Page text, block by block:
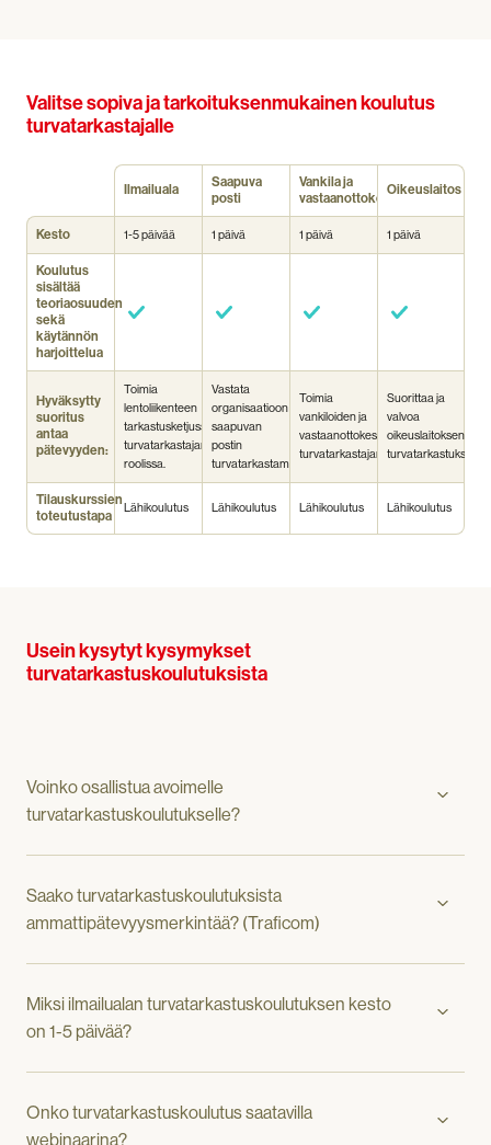
Valitse sopiva ja tarkoituksenmukainen koulutus
turvatarkastajalle
Ilmailuala
Saapuva
posti
Vankila ja
vastaanottokeskus
Oikeuslaitos
Kesto 1-5 päivää 1 päivä 1 päivä 1 päivä
Koulutus
sisältää
teoriaosuuden
sekä
käytännön
harjoittelua
Hyväksytty
suoritus
antaa
pätevyyden:
Toimia
lentoliikenteen
tarkastusketjussa
turvatarkastajan
roolissa.
Vastata
organisaatioon
saapuvan
postin
turvatarkastamisesta.
Toimia
vankiloiden ja
vastaanottokeskusten
turvatarkastajana.
Suorittaa ja
valvoa
oikeuslaitoksen
turvatarkastuksia.
Tilauskurssien
toteutustapa
Lähikoulutus Lähikoulutus Lähikoulutus Lähikoulutus
Usein kysytyt kysymykset
turvatarkastuskoulutuksista
Voinko osallistua avoimelle
turvatarkastuskoulutukselle?
Saako turvatarkastuskoulutuksista
ammattipätevyysmerkintää? (Traficom)
Miksi ilmailualan turvatarkastuskoulutuksen kesto
on 1-5 päivää?
Onko turvatarkastuskoulutus saatavilla
webinaarina?